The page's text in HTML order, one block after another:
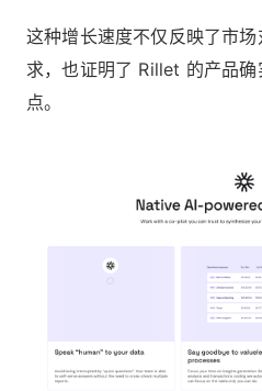
这种增长速度不仅反映了市
求，也证明了 Rillet 的产品
点。